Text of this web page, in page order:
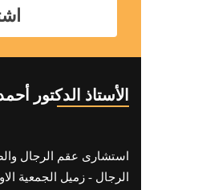
الأستاذ الدكتور
استشارى عقم الرجال
الرجال - زميل الجمعية